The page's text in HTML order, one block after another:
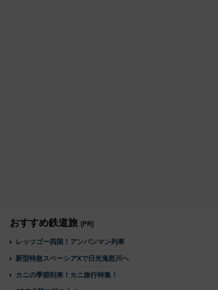
おすすめ鉄道旅 [PR]
レッツゴー四国！アンパンマン列車
新型特急スペーシアXで日光鬼怒川へ
カニの季節到来！カニ旅行特集！